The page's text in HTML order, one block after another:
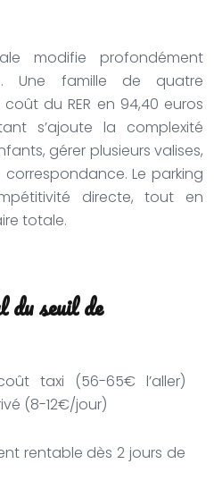
modifie profondément
Une famille de quatre
du RER en 94,40 euros
s’ajoute la complexité
gérer plusieurs valises,
Le parking
directe, tout en
totale.
du seuil de
taxi (56-65€ l’aller)
(8-12€/jour)
rentable dès 2 jours de